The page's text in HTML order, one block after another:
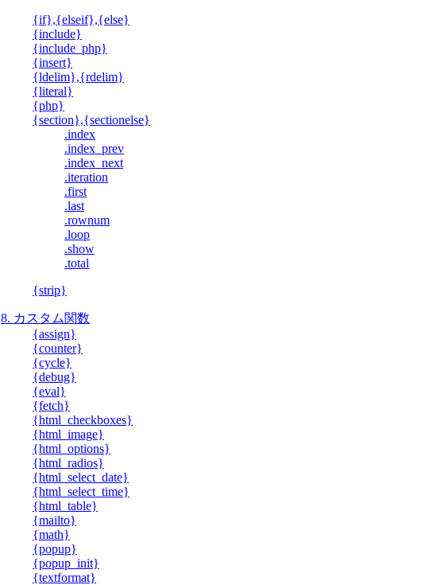
{if},{elseif},{else}
{include}
{include_php}
{insert}
{ldelim},{rdelim}
{literal}
{php}
{section},{sectionelse}
.index
.index_prev
.index_next
.iteration
.first
.last
.rownum
.loop
.show
.total
{strip}
8. カスタム関数
{assign}
{counter}
{cycle}
{debug}
{eval}
{fetch}
{html_checkboxes}
{html_image}
{html_options}
{html_radios}
{html_select_date}
{html_select_time}
{html_table}
{mailto}
{math}
{popup}
{popup_init}
{textformat}